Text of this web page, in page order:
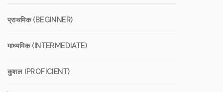
प्राथमिक (BEGINNER)
माध्यमिक (INTERMEDIATE)
कुशल (PROFICIENT)